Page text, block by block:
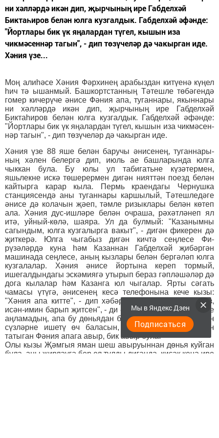
ни хәлләрдә икән дип, җырчының ире Габделхәй
Биктаһиров белән юлга кузгалдык. Габделхәй әфәнде:
"Йортлары бик үк яңалардан түгел, кышын иза
чикмәсен­нәр тагын", - дип төзүчеләр дә чакырган иде.
Хәния үзе...
Моң алиһәсе Хәния Фәрхинең арабыздан китүенә күңел
һич тә ышанмый. Башкортстанның Тәтешле төбәгендә
гомер кичерүче әнисе Фәния апа, туганнары, якыннары
ни хәлләрдә икән дип, җырчының ире Габделхәй
Биктаһиров белән юлга кузгалдык. Габделхәй әфәнде:
"Йортлары бик үк яңалардан түгел, кышын иза чикмәсен­
нәр тагын", - дип төзүчеләр дә чакырган иде.
Хәния үзе 88 яше белән ба­ручы әнисенең, туганнары­
ның хәлен белергә дип, июль ае баш­ларында юлга
чыккан була. Бу юлы ул табигатьне күзәтер­мен,
яшьлекне искә төшерермен дигән нияттән поезд белән
кай­тырга карар кыла. Пермь краен­да­гы Чернушка
станциясен­дә аны туганнары каршылый, Тә­тешле­дәге
әнисе дә колачын җәеп, тәмле ризыклары белән көтеп
ала. Хәния дус-ишләре белән оч­раша, рәхәтләнеп ял
итә, уйный-көлә, шаяра. Ул да булмый: "Казанымны
сагындым, юлга кузгалырга вакыт", - дигән фикерен дә
җит­керә. Юлга чы­габыз дигән кичтә сеңлесе Фи­
рүзәләрдә куна һәм Казаннан Габделхәй җибәр­гән
машинада сеңлесе, аның кызлары белән бергәләп юлга
кузгалалар. Хә­ния әнисе йортына кереп тор­мый,
ишегалдындагы эскәмия­гә утырып бераз гәплә­шәләр дә
до­га кылалар һәм Казанга юл чыгалар. Ярты сәгать
чамасы үтү­гә, әнисенең кесә телефо­ны­на кече кызы:
"Хәния апа китте", - дип хәбәр сала. "Хәвеф-хә­тә­р­сез,
исән-имин барып җитсен", - ди әни кеше. "Әни, син мине
аң­ла­мадың, апа бу дөньядан бө­тен­ләйгә китте", - дигән
сүз­ләрне ишетү өч баласын, ирен югалту кайгысын
татыган Фәния апага авыр, бик авыр була.
Олы кызы Җәмгыя яман шеш авыруыннан дөнья куйган
була, аны җирләүгә бер ел тулды ди­гәндә, кисәк кенә ире
Мы в Яндекс Дзен
Подписаться